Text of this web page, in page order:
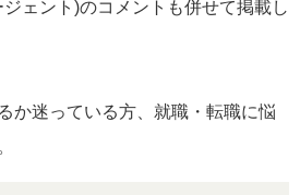
ジェント)のコメントも併せて掲載し
か迷っている方、就職・転職に悩